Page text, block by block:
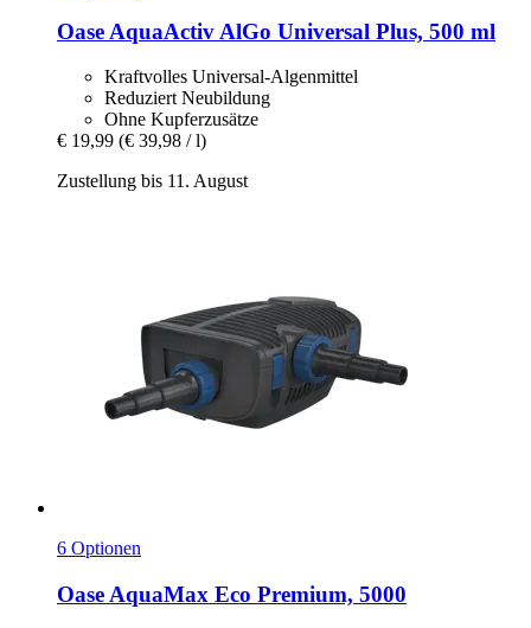
Oase AquaActiv AlGo Universal Plus, 500 ml
Kraftvolles Universal-Algenmittel
Reduziert Neubildung
Ohne Kupferzusätze
€ 19,99 (€ 39,98 / l)
Zustellung bis 11. August
6 Optionen
Oase AquaMax Eco Premium, 5000